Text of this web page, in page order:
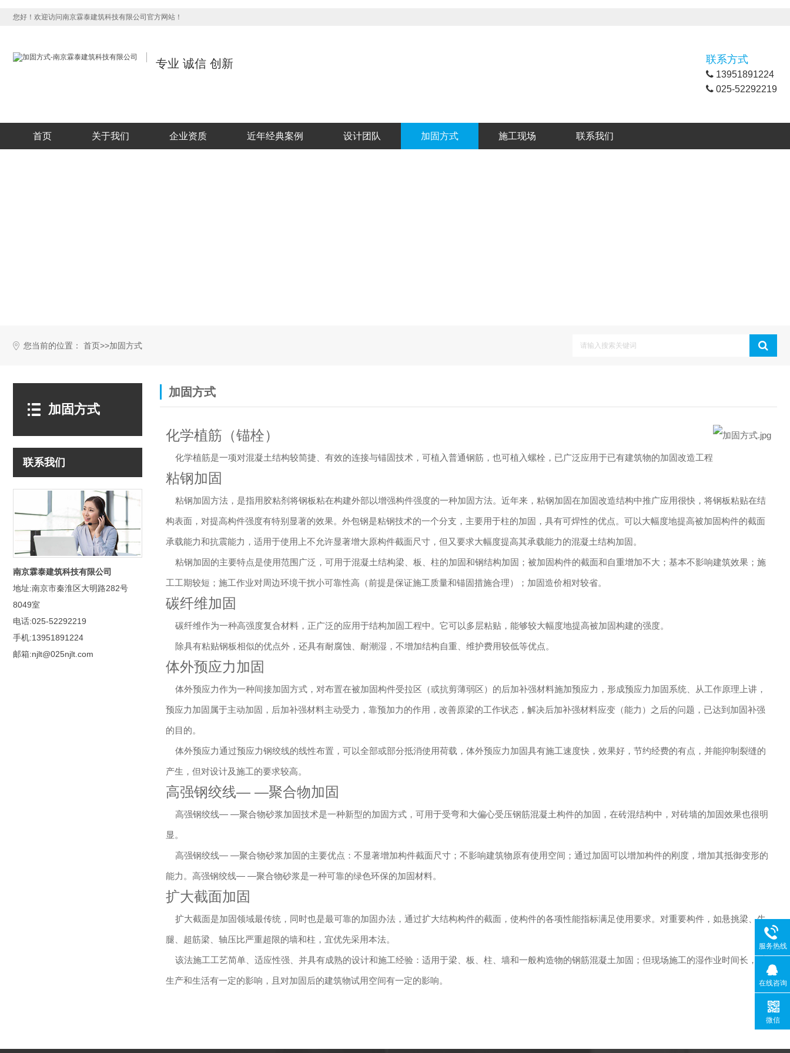
您好！欢迎访问南京霖泰建筑科技有限公司官方网站！
专业 诚信 创新 联系方式
13951891224
025-52292219
首页 关于我们 企业资质 近年经典案例 设计团队 加固方式 施工现场 联系我们
您当前的位置： 首页 >>加固方式
加固方式
联系我们
南京霖泰建筑科技有限公司
地址:南京市秦淮区大明路282号
8049室
电话:025-52292219
手机:13951891224
邮箱:njlt@025njlt.com
加固方式
化学植筋（锚栓）
化学植筋是一项对混凝土结构较简捷、有效的连接与锚固技术，可植入普通钢筋，也可植入螺栓，已广泛应用于已有建筑物的加固改造工程
粘钢加固
粘钢加固方法，是指用胶粘剂将钢板粘在构建外部以增强构件强度的一种加固方法。近年来，粘钢加固在加固改造结构中推广应用很快，将钢板粘贴在结
构表面，对提高构件强度有特别显著的效果。外包钢是粘钢技术的一个分支，主要用于柱的加固，具有可焊性的优点。可以大幅度地提高被加固构件的截面
承载能力和抗震能力，适用于使用上不允许显著增大原构件截面尺寸，但又要求大幅度提高其承载能力的混凝土结构加固。
粘钢加固的主要特点是使用范围广泛，可用于混凝土结构梁、板、柱的加固和钢结构加固；被加固构件的截面和自重增加不大；基本不影响建筑效果；施
工工期较短；施工作业对周边环境干扰小可靠性高（前提是保证施工质量和锚固措施合理）；加固造价相对较省。
碳纤维加固
碳纤维作为一种高强度复合材料，正广泛的应用于结构加固工程中。它可以多层粘贴，能够较大幅度地提高被加固构建的强度。
除具有粘贴钢板相似的优点外，还具有耐腐蚀、耐潮湿，不增加结构自重、维护费用较低等优点。
体外预应力加固
体外预应力作为一种间接加固方式，对布置在被加固构件受拉区（或抗剪薄弱区）的后加补强材料施加预应力，形成预应力加固系统、从工作原理上讲，
预应力加固属于主动加固，后加补强材料主动受力，靠预加力的作用，改善原梁的工作状态，解决后加补强材料应变（能力）之后的问题，已达到加固补强
的目的。
体外预应力通过预应力钢绞线的线性布置，可以全部或部分抵消使用荷载，体外预应力加固具有施工速度快，效果好，节约经费的有点，并能抑制裂缝的
产生，但对设计及施工的要求较高。
高强钢绞线— —聚合物加固
高强钢绞线— —聚合物砂浆加固技术是一种新型的加固方式，可用于受弯和大偏心受压钢筋混凝土构件的加固，在砖混结构中，对砖墙的加固效果也很明
显。
高强钢绞线— —聚合物砂浆加固的主要优点：不显著增加构件截面尺寸；不影响建筑物原有使用空间；通过加固可以增加构件的刚度，增加其抵御变形的
能力。高强钢绞线— —聚合物砂浆是一种可靠的绿色环保的加固材料。
扩大截面加固
扩大截面是加固领域最传统，同时也是最可靠的加固办法，通过扩大结构构件的截面，使构件的各项性能指标满足使用要求。对重要构件，如悬挑梁、牛
腿、超筋梁、轴压比严重超限的墙和柱，宜优先采用本法。
该法施工工艺简单、适应性强、并具有成熟的设计和施工经验：适用于梁、板、柱、墙和一般构造物的钢筋混凝土加固；但现场施工的湿作业时间长，对
生产和生活有一定的影响，且对加固后的建筑物试用空间有一定的影响。
服务热线
在线咨询
微信